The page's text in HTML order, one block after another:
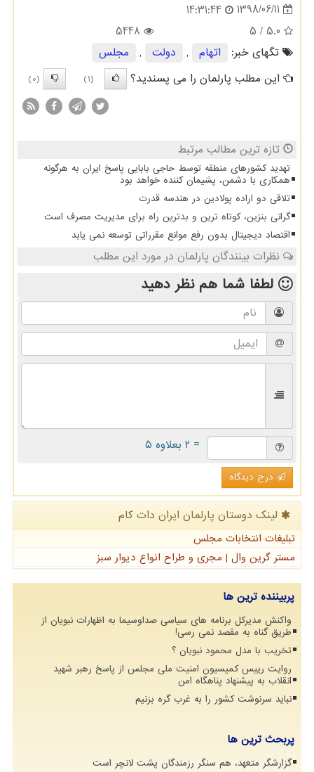
1398/06/11
14:31:44
5.0
/ 5
5448
تگهای خبر:
اتهام , دولت ,
مجلس
این مطلب پارلمان را می پسندید؟
(1)
(0)
تازه ترین مطالب مرتبط
تهدید کشورهای منطقه توسط حاجی بابایی پاسخ ایران به هرگونه
همکاری با دشمن، پشیمان کننده خواهد بود
تلاقی دو اراده پولادین در هندسه قدرت
گرانی بنزین، کوتاه ترین و بدترین راه برای مدیریت مصرف است
اقتصاد دیجیتال بدون رفع موانع مقرراتی توسعه نمی یابد
نظرات بینندگان پارلمان در مورد این مطلب
لطفا شما همنظر دهید
= ۲ بعلاوه ۵
درج دیدگاه
لینک دوستان پارلمان ایران دات كام
تبلیغات انتخابات مجلس
مستر گرین وال | مجری و طراح انواع دیوار سبز
پربیننده ترین ها
واکنش مدیرکل برنامه های سیاسی صداوسیما به اظهارات نبویان از
طریق گناه به مقصد نمی رسی!
تخریب با مدل محمود نبویان ؟
روایت رییس کمیسیون امنیت ملی مجلس از پاسخ رهبر شهید
انقلاب به پیشنهاد پناهگاه امن
نباید سرنوشت کشور را به غرب گره بزنیم
پربحث ترین ها
گزارشگر متعهد، هم سنگر رزمندگان پشت لانچر است